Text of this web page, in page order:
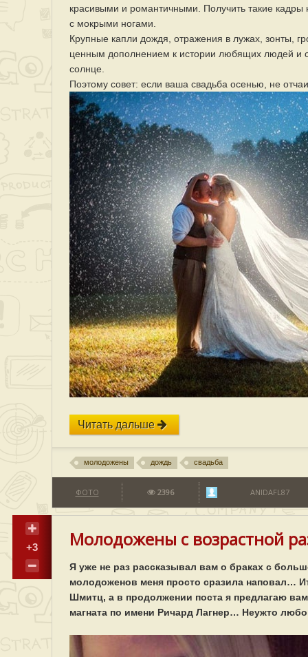
красивыми и романтичными. Получить такие кадры
с мокрыми ногами.
Крупные капли дождя, отражения в лужах, зонты,
ценным дополнением к истории любящих людей и
солнце.
Поэтому совет: если ваша свадьба осенью, не
Читать дальше
молодожены дождь свадьба
ФОТО 2396 ANIDAFL87
+3 Молодожены с возрастной
Я уже не раз рассказывал вам о браках с
молодоженов меня просто сразила наповал…
Шмитц, а в продолжении поста я предлагаю
магната по имени Ричард Лагнер… Неужто